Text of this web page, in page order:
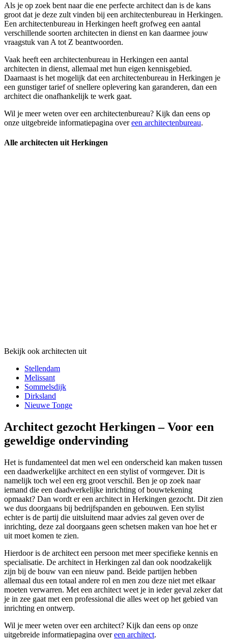
Als je op zoek bent naar die ene perfecte architect dan is de kans
groot dat je deze zult vinden bij een architectenbureau in Herkingen.
Een architectenbureau in Herkingen heeft grofweg een aantal
verschillende soorten architecten in dienst en kan daarmee jouw
vraagstuk van A tot Z beantwoorden.
Vaak heeft een architectenbureau in Herkingen een aantal
architecten in dienst, allemaal met hun eigen kennisgebied.
Daarnaast is het mogelijk dat een architectenbureau in Herkingen je
een gunstiger tarief of snellere oplevering kan garanderen, dan een
architect die onafhankelijk te werk gaat.
Wil je meer weten over een architectenbureau? Kijk dan eens op
onze uitgebreide informatiepagina overeen architectenbureau.
Alle architecten uit Herkingen
Bekijk ook architecten uit
Stellendam
Melissant
Sommelsdijk
Dirksland
Nieuwe Tonge
Architect gezocht Herkingen – Voor een
geweldige ondervinding
Het is fundamenteel dat men wel een onderscheid kan maken tussen
een daadwerkelijke architect en een stylist of vormgever. Dit is
namelijk toch wel een erg groot verschil. Ben je op zoek naar
iemand die een daadwerkelijke inrichting of bouwtekening
opmaakt? Dan wordt er een architect in Herkingen gezocht. Dit zien
we dus doorgaans bij bedrijfspanden en gebouwen. Een stylist
echter is de partij die uitsluitend maar advies zal geven over de
inrichting, deze zal doorgaans geen schetsen maken van hoe het er
uit moet komen te zien.
Hierdoor is de architect een persoon met meer specifieke kennis en
specialisatie. De architect in Herkingen zal dan ook noodzakelijk
zijn bij de bouw van een nieuw pand. Beide partijen hebben
allemaal dus een totaal andere rol en men zou deze niet met elkaar
moeten verwarren. Met een architect weet je in ieder geval zeker dat
je in zee gaat met een professional die alles weet op het gebied van
inrichting en ontwerp.
Wil je meer weten over een architect? Kijk dan eens op onze
uitgebreide informatiepagina overeen architect.